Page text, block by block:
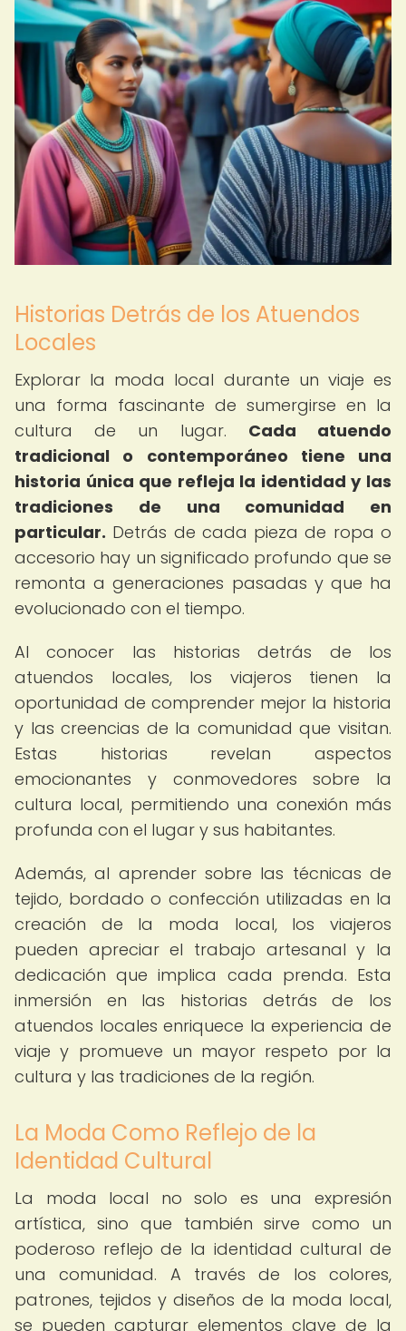
Historias Detrás de los Atuendos
Locales
Explorar la moda local durante un viaje es
una forma fascinante de sumergirse en la
cultura de un lugar. Cada atuendo
tradicional o contemporáneo tiene una
historia única que refleja la identidad y las
tradiciones de una comunidad en
particular. Detrás de cada pieza de ropa o
accesorio hay un significado profundo que se
remonta a generaciones pasadas y que ha
evolucionado con el tiempo.
Al conocer las historias detrás de los
atuendos locales, los viajeros tienen la
oportunidad de comprender mejor la historia
y las creencias de la comunidad que visitan.
Estas historias revelan aspectos
emocionantes y conmovedores sobre la
cultura local, permitiendo una conexión más
profunda con el lugar y sus habitantes.
Además, al aprender sobre las técnicas de
tejido, bordado o confección utilizadas en la
creación de la moda local, los viajeros
pueden apreciar el trabajo artesanal y la
dedicación que implica cada prenda. Esta
inmersión en las historias detrás de los
atuendos locales enriquece la experiencia de
viaje y promueve un mayor respeto por la
cultura y las tradiciones de la región.
La Moda Como Reflejo de la
Identidad Cultural
La moda local no solo es una expresión
artística, sino que también sirve como un
poderoso reflejo de la identidad cultural de
una comunidad. A través de los colores,
patrones, tejidos y diseños de la moda local,
se pueden capturar elementos clave de la